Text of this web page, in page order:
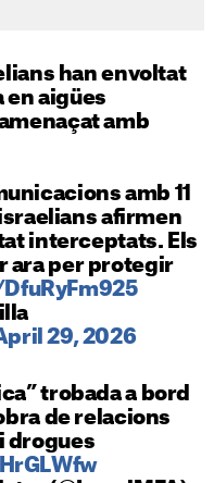
han envoltat
en aigües
amb
amb 11
afirmen
interceptats. Els
ara per protegir
29, 2026
trobada a bord
de relacions
drogues